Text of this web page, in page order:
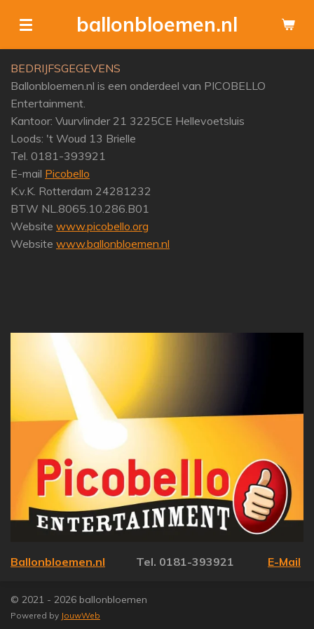
direct
naar
de
hoofdinhoud
ballonbloemen.nl
BEDRIJFSGEGEVENS
Ballonbloemen.nl is een onderdeel van PICOBELLO
Entertainment.
Kantoor: Vuurvlinder 21 3225CE Hellevoetsluis
Loods: 't Woud 13 Brielle
Tel. 0181-393921
E-mail Picobello
K.v.K. Rotterdam 24281232
BTW NL.8065.10.286.B01
Website www.picobello.org
Website www.ballonbloemen.nl
Ballonbloemen.nl Tel. 0181-393921 E-Mail
© 2021 - 2026 ballonbloemen
Powered by JouwWeb